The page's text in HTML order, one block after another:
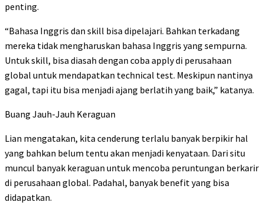
penting.
“Bahasa Inggris dan skill bisa dipelajari. Bahkan terkadang
mereka tidak mengharuskan bahasa Inggris yang sempurna.
Untuk skill, bisa diasah dengan coba apply di perusahaan
global untuk mendapatkan technical test. Meskipun nantinya
gagal, tapi itu bisa menjadi ajang berlatih yang baik,” katanya.
Buang Jauh-Jauh Keraguan
Lian mengatakan, kita cenderung terlalu banyak berpikir hal
yang bahkan belum tentu akan menjadi kenyataan. Dari situ
muncul banyak keraguan untuk mencoba peruntungan berkarir
di perusahaan global. Padahal, banyak benefit yang bisa
didapatkan.